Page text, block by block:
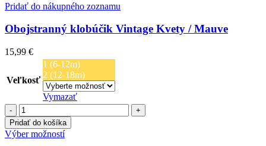
Pridať do nákupného zoznamu
Obojstranný klobúčik Vintage Kvety / Mauve
15,99 €
Veľkosť
1 (6-12m)
2 (12-18m)
Vymazať
množstvo
Obojstranný
klobúčik
Vintage
Pridať do košíka
Výber možnostíTento